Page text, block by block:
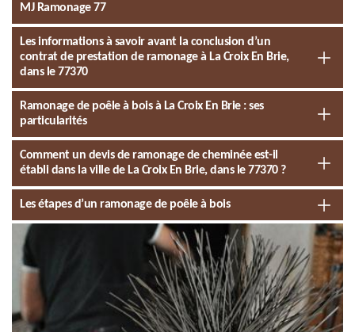
MJ Ramonage 77
Les informations à savoir avant la conclusion d’un
contrat de prestation de ramonage à La Croix En Brie,
dans le 77370
Ramonage de poêle à bois à La Croix En Brie : ses
particularités
Comment un devis de ramonage de cheminée est-il
établi dans la ville de La Croix En Brie, dans le 77370 ?
Les étapes d’un ramonage de poêle à bois